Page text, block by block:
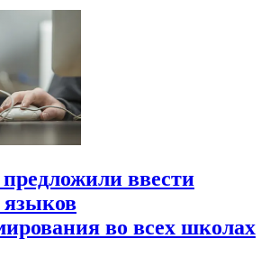
ввести
языков
во всех школах